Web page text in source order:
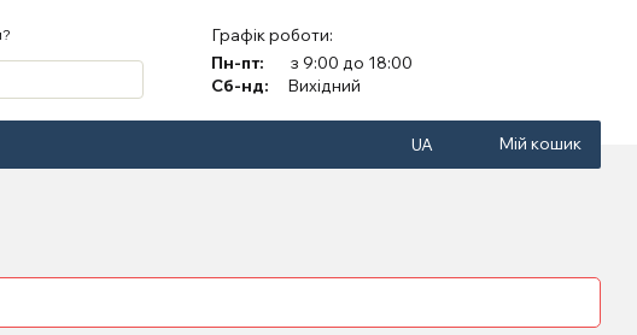
Графік роботи:
Пн-пт:
з 9:00 до 18:00
Сб-нд:
Вихідний
UA Мій кошик